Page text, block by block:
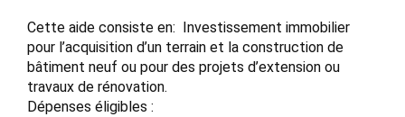
Cette aide consiste en: Investissement immobilier
pour l’acquisition d’un terrain et la construction de
bâtiment neuf ou pour des projets d’extension ou
travaux de rénovation.
Dépenses éligibles :